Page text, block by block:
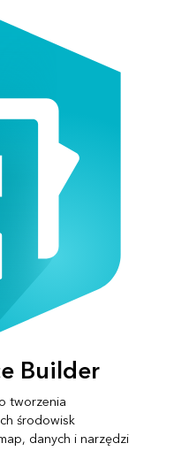
Builder
tworzenia
środowisk
danych i narzędzi